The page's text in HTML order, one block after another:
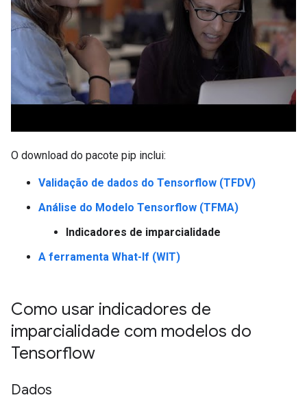
O download do pacote pip inclui:
Validação de dados do Tensorflow (TFDV)
Análise do Modelo Tensorflow (TFMA)
Indicadores de imparcialidade
A ferramenta What-If (WIT)
Como usar indicadores de
imparcialidade com modelos do
Tensorflow
Dados